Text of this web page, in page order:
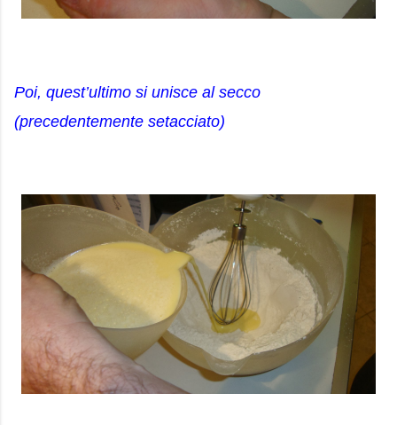
Poi, quest’ultimo si unisce al secco
(precedentemente setacciato)